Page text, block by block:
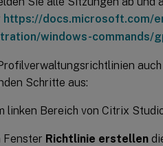
https://docs.microsoft.com/
windows-commands/
Schritte aus:
linken Bereich von Citrix
Fenster Richtlinie erstellen